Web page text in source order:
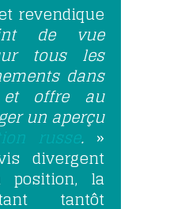
revendique
de vue
tous les
dans
offre au
un aperçu
russe.»
divergent
la
tantôt